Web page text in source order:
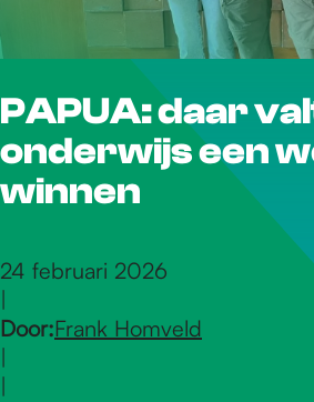
r
d
e
PAPUA: daar
onderwijs een
winnen
24 februari 2026
|
Door:Frank Homveld
|
|